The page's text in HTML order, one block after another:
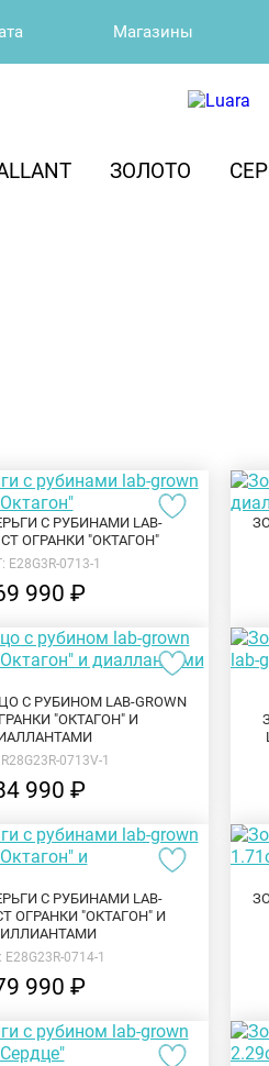
Магазины
ЗОЛОТО
С РУБИНАМИ LAB-
ОГРАНКИ "ОКТАГОН"
E28G3R-0713-1
990 ₽
С РУБИНОМ LAB-GROWN
"ОКТАГОН" И
0713V-1
990 ₽
С РУБИНАМИ LAB-
ОГРАНКИ "ОКТАГОН" И
0714-1
990 ₽